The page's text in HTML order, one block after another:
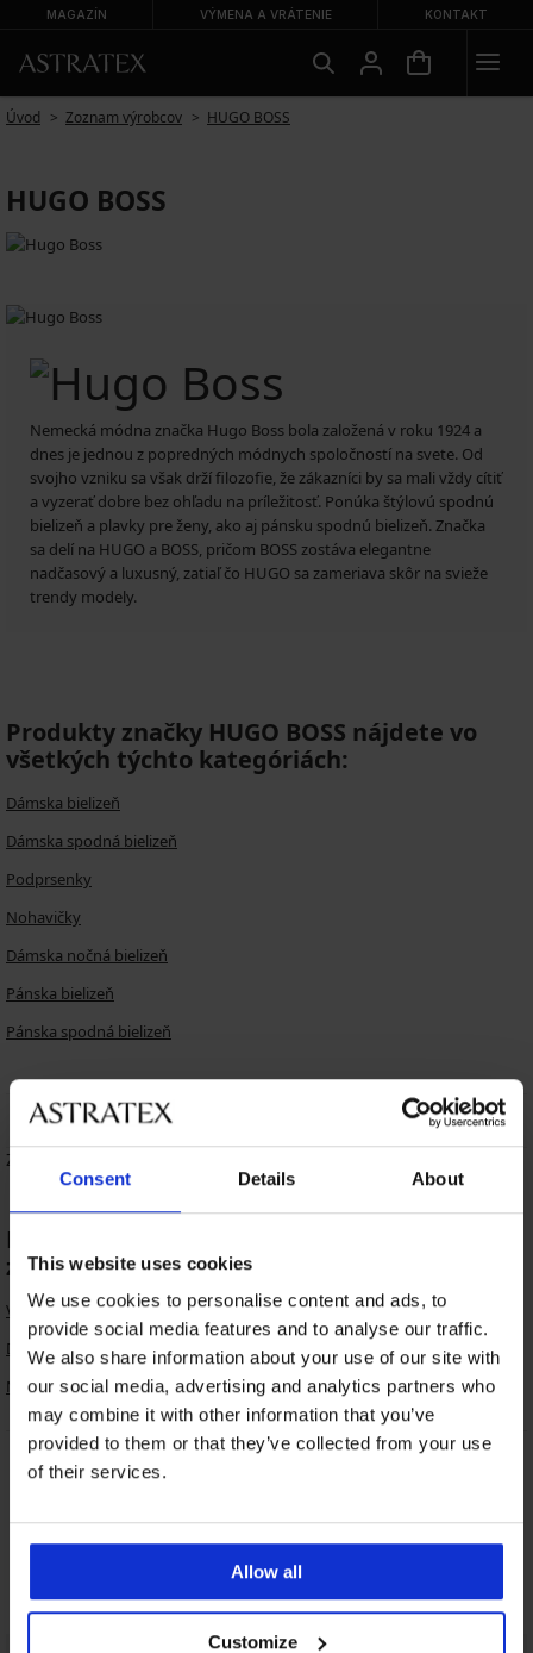
Consent Details About
This website uses cookies
We use cookies to personalise content and ads, to
provide social media features and to analyse our traffic.
We also share information about your use of our site with
our social media, advertising and analytics partners who
may combine it with other information that you’ve
provided to them or that they’ve collected from your use
of their services.
Allow all
Customize
MAGAZÍN VÝMENA A VRÁTENIE KONTAKT
Úvod Zoznam výrobcov HUGO BOSS
HUGO BOSS
Nemecká módna značka Hugo Boss bola založená v roku 1924 a
dnes je jednou z popredných módnych spoločností na svete. Od
svojho vzniku sa však drží filozofie, že zákazníci by sa mali vždy cítiť
a vyzerať dobre bez ohľadu na príležitosť. Ponúka štýlovú spodnú
bielizeň a plavky pre ženy, ako aj pánsku spodnú bielizeň. Značka
sa delí na HUGO a BOSS, pričom BOSS zostáva elegantne
nadčasový a luxusný, zatiaľ čo HUGO sa zameriava skôr na svieže
trendy modely.
Produkty značky HUGO BOSS nájdete vo
všetkých týchto kategóriách:
Dámska bielizeň
Dámska spodná bielizeň
Podprsenky
Nohavičky
Dámska nočná bielizeň
Pánska bielizeň
Pánska spodná bielizeň
FILTR
Zoradiť podľa:
Najobľúbenejšie kategórie produktov
značky HUGO BOSS
Vystužené podprsenky
Dámske pyžamá
Nočné košieľky